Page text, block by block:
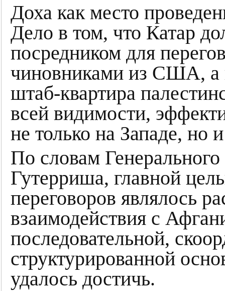
Доха как место
Дело в том, что Катар
посредником для
чиновниками из США, а
штаб-квартира
всей видимости,
не только на Западе, но
По словам
Гутерриша, главной
переговоров являлось
взаимодействия с
последовательной,
структурированной
удалось достичь.